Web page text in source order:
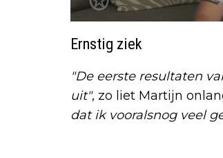
Ernstig ziek
"De eerste resultaten
uit", zo liet Martijn
dat ik vooralsnog veel